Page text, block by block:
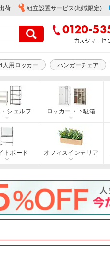
荷 組立設置サービス(地域限定)
4人用ロッカー ハンガーチェア
シェルフ ロッカー・下駄箱
トボード オフィスインテリア